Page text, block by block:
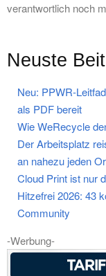
verantwortlich noch
Neuste
Neu: PPWR-
als PDF bereit
Wie WeRecycle
Der Arbeitsplatz
an nahezu jeden
Cloud Print ist nur
Hitzefrei 2026: 43
Community
-Werbung-